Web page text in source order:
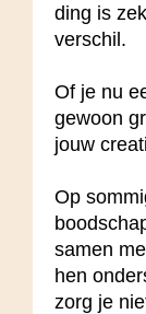
ding is
verschil.
Of je nu
gewoon
jouw
Op
samen
hen
zorg je